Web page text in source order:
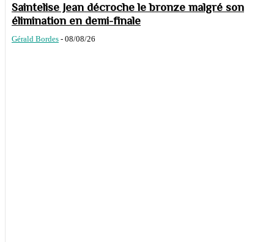
Saintelise Jean décroche le bronze malgré son
élimination en demi-finale
Gérald Bordes - 08/08/26